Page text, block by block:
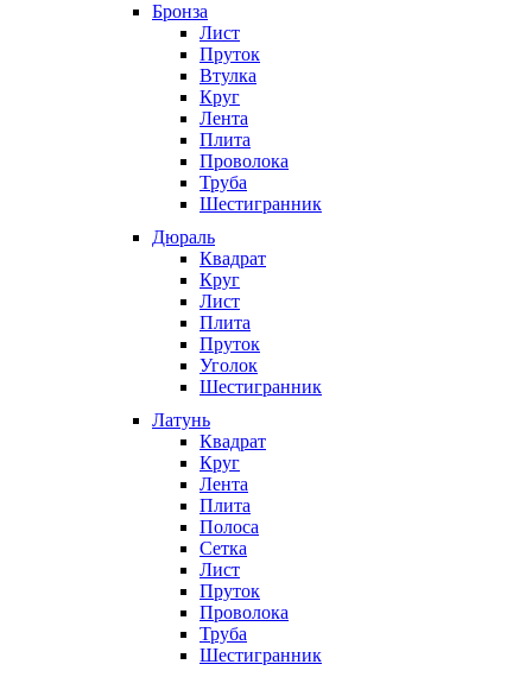
Бронза
Лист
Пруток
Втулка
Круг
Лента
Плита
Проволока
Труба
Шестигранник
Дюраль
Квадрат
Круг
Лист
Плита
Пруток
Уголок
Шестигранник
Латунь
Квадрат
Круг
Лента
Плита
Полоса
Сетка
Лист
Пруток
Проволока
Труба
Шестигранник